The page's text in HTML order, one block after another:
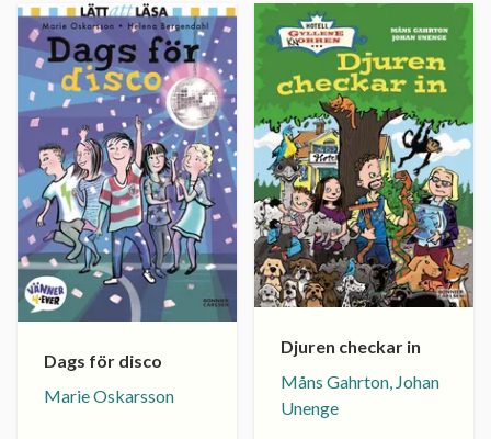
Dags för disco
Marie Oskarsson
Djuren checkar in
Måns Gahrton, Johan
Unenge